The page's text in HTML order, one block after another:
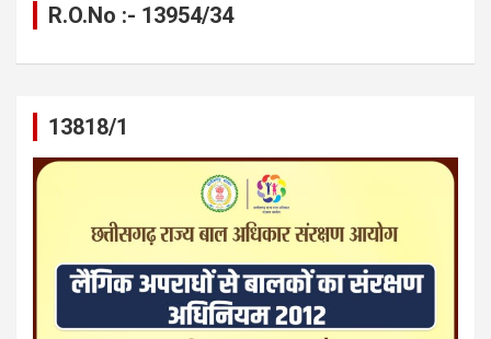
R.O.No :- 13954/34
13818/1